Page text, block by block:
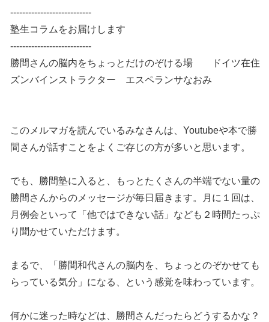
---------------------------
塾生コラムをお届けします
---------------------------
勝間さんの脳内をちょっとだけのぞける場 ドイツ在住
ズンバインストラクター エスペランサなおみ
このメルマガを読んでいるみなさんは、Youtubeや本で勝
間さんが話すことをよくご存じの方が多いと思います。
でも、勝間塾に入ると、もっとたくさんの半端でない量の
勝間さんからのメッセージが毎日届きます。月に１回は、
月例会といって「他ではできない話」なども２時間たっぷ
り聞かせていただけます。
まるで、「勝間和代さんの脳内を、ちょっとのぞかせても
らっている気分」になる、という感覚を味わっています。
何かに迷った時などは、勝間さんだったらどうするかな？